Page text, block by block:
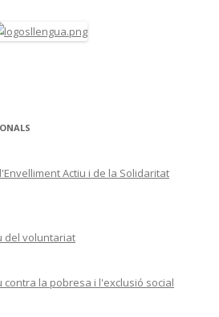
Actiu i de la Solidaritat
del voluntariat
contra la pobresa i l'exclusió social